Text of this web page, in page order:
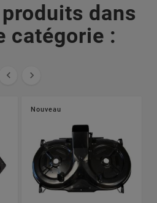
dans
catégorie :
 
Nouveau